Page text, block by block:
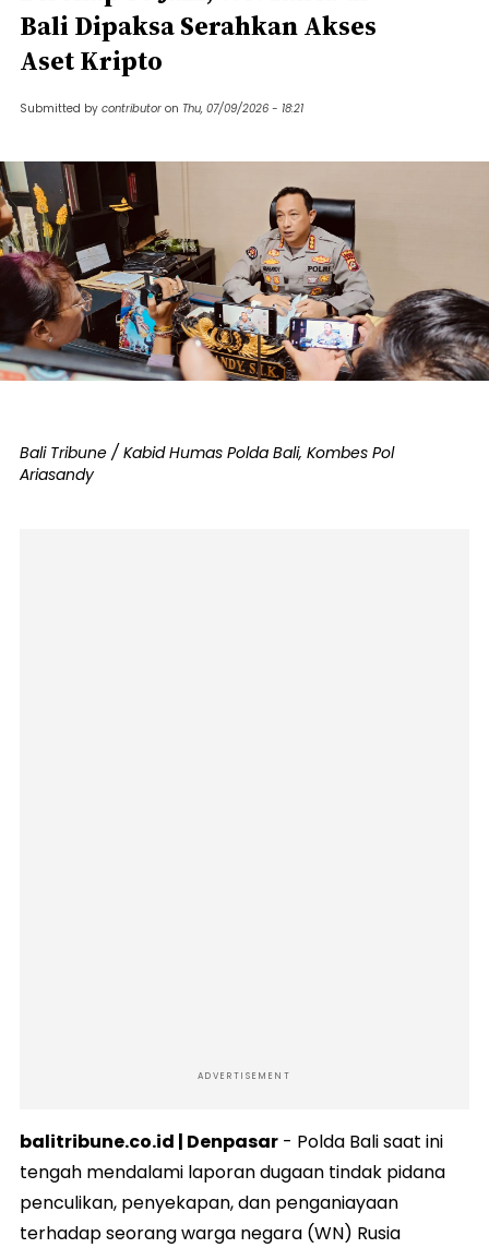
Bali Dipaksa Serahkan Akses
Aset Kripto
Submitted by contributor on Thu, 07/09/2026 - 18:21
Bali Tribune / Kabid Humas Polda Bali, Kombes Pol
Ariasandy
ADVERTISEMENT
balitribune.co.id | Denpasar - Polda Bali saat ini
tengah mendalami laporan dugaan tindak pidana
penculikan, penyekapan, dan penganiayaan
terhadap seorang warga negara (WN) Rusia